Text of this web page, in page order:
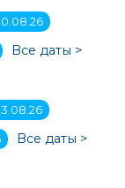
Все даты >
Все даты >